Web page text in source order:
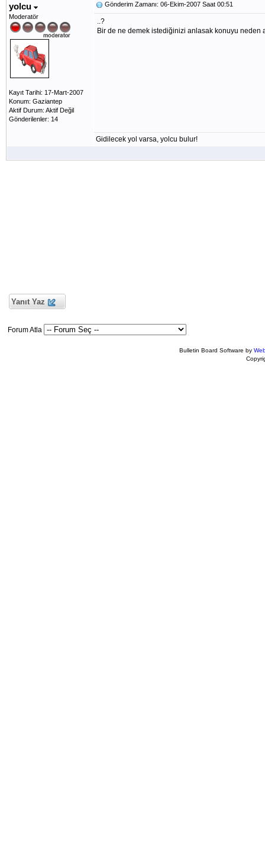
yolcu
Moderatör
Kayıt Tarihi: 17-Mart-2007
Konum: Gaziantep
Aktif Durum: Aktif Değil
Gönderilenler: 14
Gönderim Zamanı: 06-Ekim-2007 Saat 00:51
..?
Bir de ne demek istediğinizi anlasak konuyu neden
Gidilecek yol varsa, yolcu bulur!
Yanıt Yaz
Forum Atla
Bulletin Board Software by